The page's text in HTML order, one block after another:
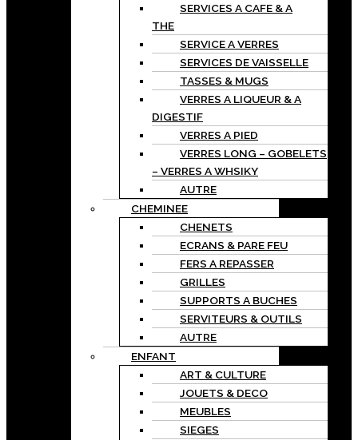
SERVICES A CAFE & A
THE
SERVICE A VERRES
SERVICES DE VAISSELLE
TASSES & MUGS
VERRES A LIQUEUR & A
DIGESTIF
VERRES A PIED
VERRES LONG – GOBELETS
– VERRES A WHSIKY
AUTRE
CHEMINEE
CHENETS
ECRANS & PARE FEU
FERS A REPASSER
GRILLES
SUPPORTS A BUCHES
SERVITEURS & OUTILS
AUTRE
ENFANT
ART & CULTURE
JOUETS & DECO
MEUBLES
SIEGES